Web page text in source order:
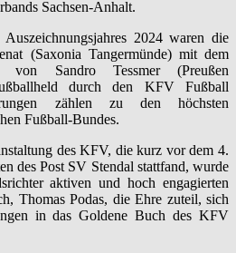
Sachsen-Anhalt.
2024 waren die
(Saxonia Tangermünde) mit dem
von Sandro Tessmer (Preußen
durch den KFV Fußball
zählen zu den höchsten
Fußball-Bundes.
des KFV, die kurz vor dem 4.
des Post SV Stendal stattfand, wurde
aktiven und hoch engagierten
Thomas Podas, die Ehre zuteil, sich
in das Goldene Buch des KFV